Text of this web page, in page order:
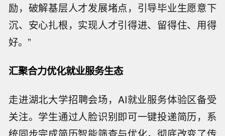
励，破解基层人才发展堵点，引导毕业生愿意下
沉、安心扎根，实现人才引得进、留得住、用得
好。”
汇聚合力优化就业服务生态
走进湖北大学招聘会场，AI就业服务体验区备受
关注。学生通过人脸识别即可一键投递简历，系